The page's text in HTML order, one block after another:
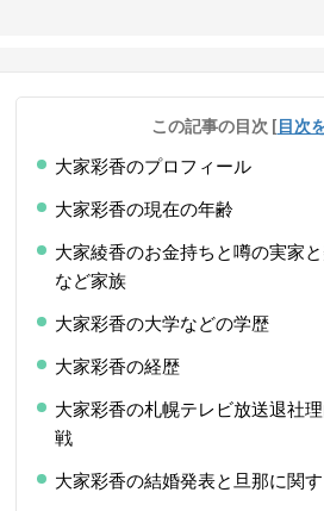
この記事の目次 [目次
大家彩香のプロフィール
大家彩香の現在の年齢
大家綾香のお金持ちと噂の実家
など家族
大家彩香の大学などの学歴
大家彩香の経歴
大家彩香の札幌テレビ放送退社
戦
大家彩香の結婚発表と旦那に関